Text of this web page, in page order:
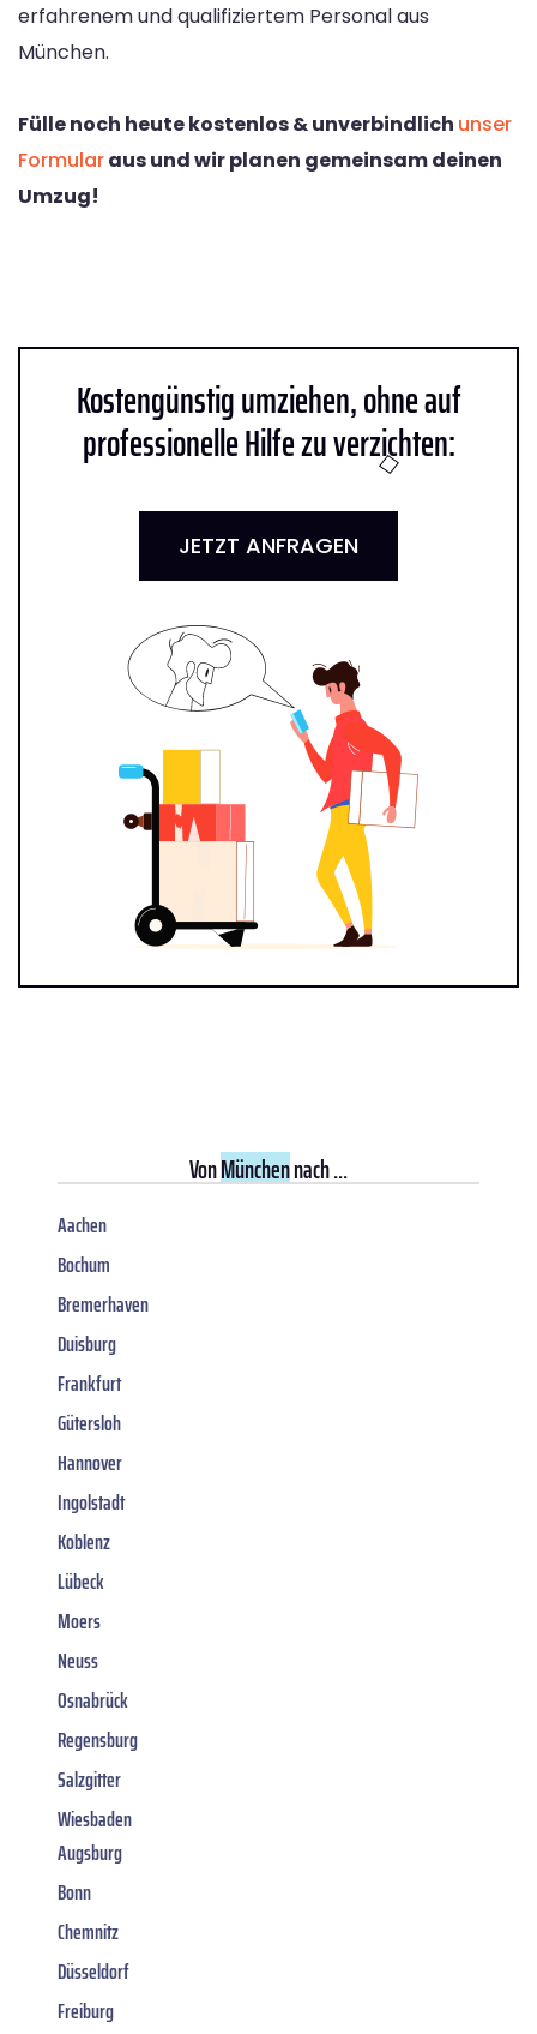
erfahrenem und qualifiziertem Personal aus
München.
Fülle noch heute kostenlos & unverbindlich unser
Formularaus und wir planen gemeinsam deinen
Umzug!
Kostengünstig umziehen, ohne auf
professionelle Hilfe zu verzichten:
JETZT ANFRAGEN
VonMünchennach ...
Aachen
Bochum
Bremerhaven
Duisburg
Frankfurt
Gütersloh
Hannover
Ingolstadt
Koblenz
Lübeck
Moers
Neuss
Osnabrück
Regensburg
Salzgitter
Wiesbaden
Augsburg
Bonn
Chemnitz
Düsseldorf
Freiburg